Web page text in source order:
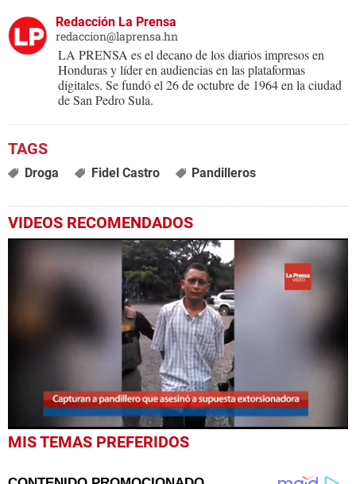
Redacción La Prensa
redaccion@laprensa.hn
LA PRENSA es el decano de los diarios impresos en
Honduras y líder en audiencias en las plataformas
digitales. Se fundó el 26 de octubre de 1964 en la ciudad
de San Pedro Sula.
Droga Fidel Castro Pandilleros
VIDEOS RECOMENDADOS
0
seconds
MIS TEMAS PREFERIDOS